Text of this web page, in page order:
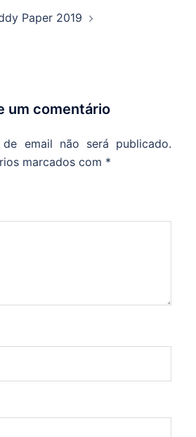
Paper 2019
um comentário
email não será publicado.
marcados com *